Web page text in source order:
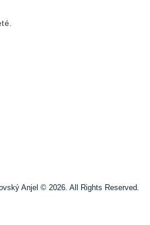
Anjel © 2026. All Rights Reserved.